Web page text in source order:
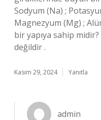
Sodyum (Na) ;
Magnezyum (Mg) ;
bir yapıya sahip
değildir .
Kasım 29, 2024 Yanıtla
admin